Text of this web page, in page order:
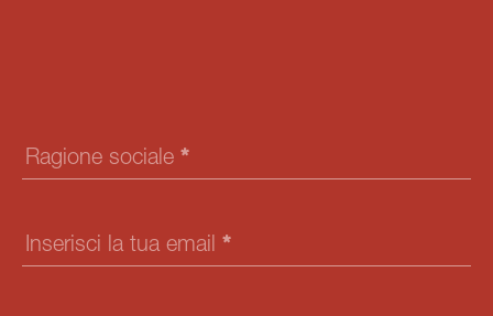
Us
Ragione sociale *
Inserisci la tua email *